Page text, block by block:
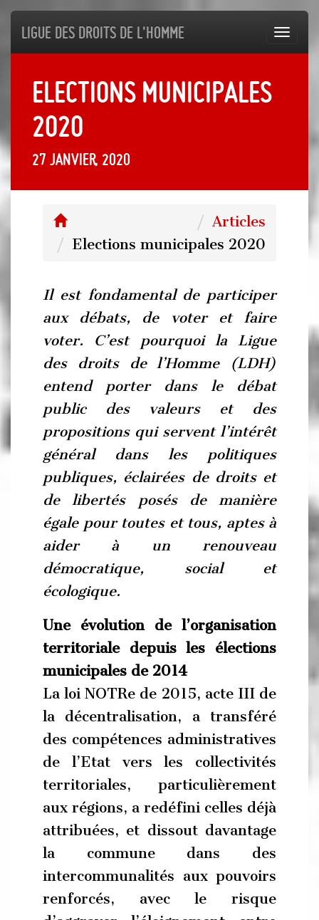
Ligue des droits de l'Homme
Elections municipales
2020
27 janvier, 2020
Articles
Elections municipales 2020
Il est fondamental de participer
aux débats, de voter et faire
voter.
C’est pourquoi la Ligue
des droits de l’Homme (LDH)
entend porter dans le débat
public des valeurs et des
propositions qui servent l’intérêt
général dans les politiques
publiques, éclairées de droits et
de libertés posés de manière
égale pour toutes et tous, aptes à
aider à un renouveau
démocratique, social et
écologique.
Une évolution de l’organisation
territoriale depuis les élections
municipales de 2014
La loi NOTRe de 2015, acte III de
la décentralisation, a transféré
des compétences administratives
de l’Etat vers les collectivités
territoriales, particulièrement
aux régions, a redéfini celles déjà
attribuées, et dissout davantage
la commune dans des
intercommunalités aux pouvoirs
renforcés, avec le risque